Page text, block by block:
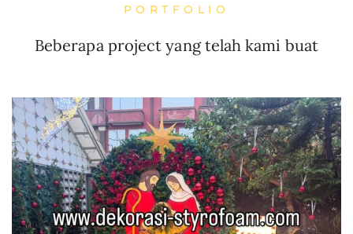
PORTFOLIO
Beberapa project yang telah kami buat